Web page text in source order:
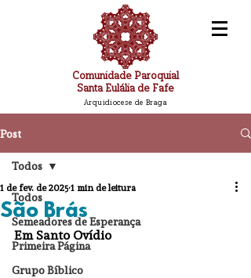
Comunidade Paroquial
Santa Eulália de Fafe
Arquidiocese de Braga
Post
Todos
Semeadores de Esperança
Primeira Página
Grupo Bíblico
Todos
São Brás
1 de fev. de 2025 1 min de leitura
Em Santo Ovídio